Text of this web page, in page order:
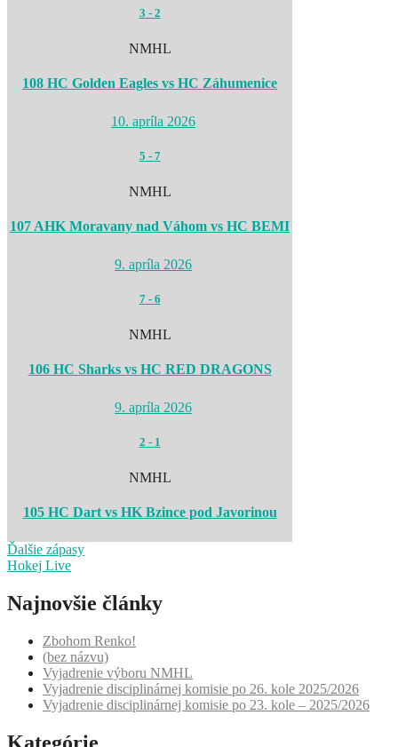
3 - 2
NMHL
108 HC Golden Eagles vs HC Záhumenice
10. apríla 2026
5 - 7
NMHL
107 AHK Moravany nad Váhom vs HC BEMI
9. apríla 2026
7- 6
NMHL
106 HC Sharks vs HC RED DRAGONS
9. apríla 2026
2 - 1
NMHL
105 HC Dart vs HK Bzince pod Javorinou
Ďalšie zápasy
Hokej Live
Najnovšie články
Zbohom Renko!
(bez názvu)
Vyjadrenie výboru NMHL
Vyjadrenie disciplinárnej komisie po 26. kole 2025/2026
Vyjadrenie disciplinárnej komisie po 23. kole – 2025/2026